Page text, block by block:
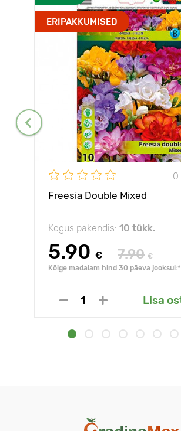
ERIPAKKUMISED
0
Freesia Double Mixed
Kogus pakendis: 10 tükk.
5.90 € 7.90 €
Kõige madalam hind 30 päeva
Lisa